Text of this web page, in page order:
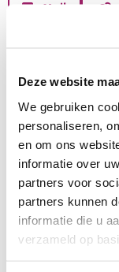
Deze website
We gebruiken
personaliseren,
en om ons
informatie over
partners voor
partners kunnen
informatie die u
verzameld op
Mail
De Stichting
ondersteunt
Steun